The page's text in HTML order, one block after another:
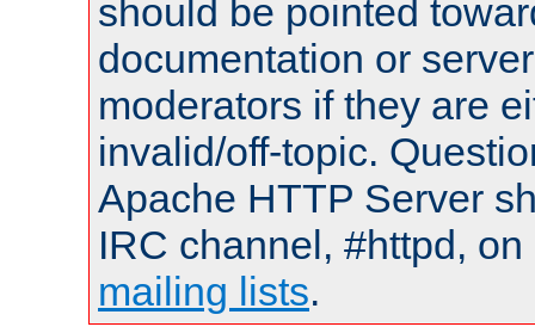
should be pointed
documentation or
moderators if they are
invalid/off-topic.
Apache HTTP Server
IRC channel, #httpd,
mailing lists.